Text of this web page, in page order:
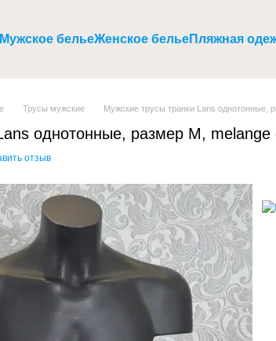
Мужское бельеЖенское бельеПляжная
Трусы мужские Мужские трусы транки Lans однотонные,
однотонные, размер M, melange
отзыв